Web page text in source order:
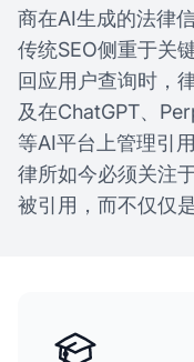
商在AI生成的法律
传统SEO侧重于关
回应用户查询时，
及在ChatGPT、
等AI平台上管理引
律所如今必须关注
被引用，而不仅仅